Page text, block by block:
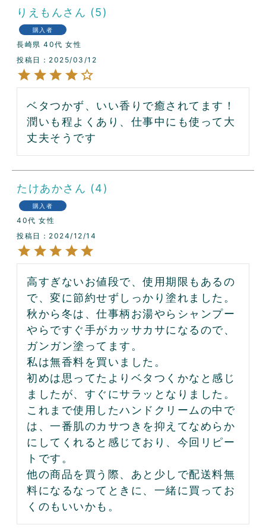
りえもん 5
購入者
長崎県 40代 女性
投稿日
2025/03/12
ベタつかず、いい香りで癒されてます！
潤いも程よくあり、仕事中にも使って大
丈夫そうです
たけあか 4
購入者
40代 女性
投稿日
2024/12/14
高すぎないお値段で、使用期限もあるの
で、変に節約せずしっかり塗れました。
秋から冬は、仕事柄お湯やらシャンプー
やらですぐ手がカッサカサになるので、
ガンガン塗ってます。
私は無香料を買いました。
初めは思ってたよりベタつくかなと感じ
ましたが、すぐにサラッとなりました。
これまで使用したハンドクリームの中で
は、一番肌のカサつきを抑えてなめらか
にしてくれると感じており、今回リピー
トです。
他の商品を買う際、あと少しで配送料無
料になるなってときに、一緒に買ってお
くのもいいかも。